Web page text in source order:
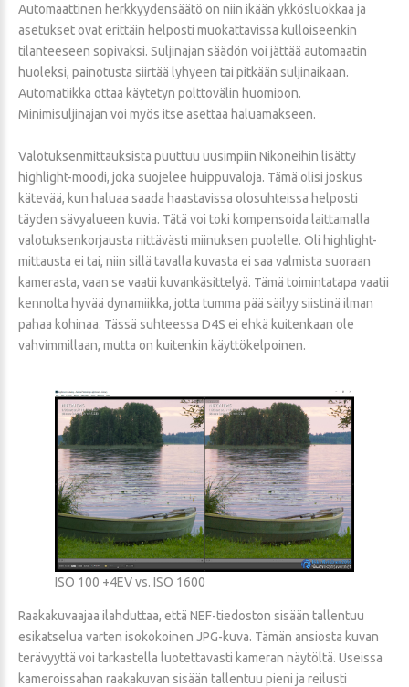
Automaattinen herkkyydensäätö on niin ikään ykkösluokkaa ja
asetukset ovat erittäin helposti muokattavissa kulloiseenkin
tilanteeseen sopivaksi. Suljinajan säädön voi jättää automaatin
huoleksi, painotusta siirtää lyhyeen tai pitkään suljinaikaan.
Automatiikka ottaa käytetyn polttovälin huomioon.
Minimisuljinajan voi myös itse asettaa haluamakseen.
Valotuksenmittauksista puuttuu uusimpiin Nikoneihin lisätty
highlight-moodi, joka suojelee huippuvaloja. Tämä olisi joskus
kätevää, kun haluaa saada haastavissa olosuhteissa helposti
täyden sävyalueen kuvia. Tätä voi toki kompensoida laittamalla
valotuksenkorjausta riittävästi miinuksen puolelle. Oli highlight-
mittausta ei tai, niin sillä tavalla kuvasta ei saa valmista suoraan
kamerasta, vaan se vaatii kuvankäsittelyä. Tämä toimintatapa vaatii
kennolta hyvää dynamiikka, jotta tumma pää säilyy siistinä ilman
pahaa kohinaa. Tässä suhteessa D4S ei ehkä kuitenkaan ole
vahvimmillaan, mutta on kuitenkin käyttökelpoinen.
ISO 100 +4EV vs. ISO 1600
Raakakuvaajaa ilahduttaa, että NEF-tiedoston sisään tallentuu
esikatselua varten isokokoinen JPG-kuva. Tämän ansiosta kuvan
terävyyttä voi tarkastella luotettavasti kameran näytöltä. Useissa
kameroissahan raakakuvan sisään tallentuu pieni ja reilusti